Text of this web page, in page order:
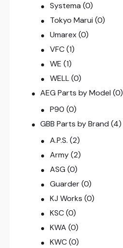
Systema (0)
Tokyo Marui (0)
Umarex (0)
VFC (1)
WE (1)
WELL (0)
AEG Parts by Model (0)
P90 (0)
GBB Parts by Brand (4)
A.P.S. (2)
Army (2)
ASG (0)
Guarder (0)
KJ Works (0)
KSC (0)
KWA (0)
KWC (0)